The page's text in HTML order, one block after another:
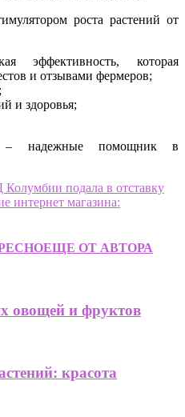
роста растений от
эффективность, которая
и отзывами фермеров;
и здоровья;
– надежные помощник в
подала в отставку
интернет магазина:
ЕЩЕ ОТ АВТОРА
овощей и фруктов
красота